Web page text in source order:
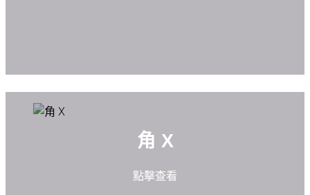
角 X
點擊查看